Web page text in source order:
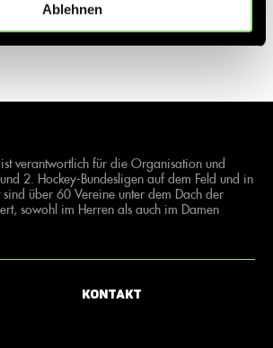
Ablehnen
verantwortlich für die Organisation und
2. Hockey-Bundesligen auf dem Feld und in
sind über 60 Vereine unter dem Dach der
sowohl im Herren als auch im Damen
Kontakt